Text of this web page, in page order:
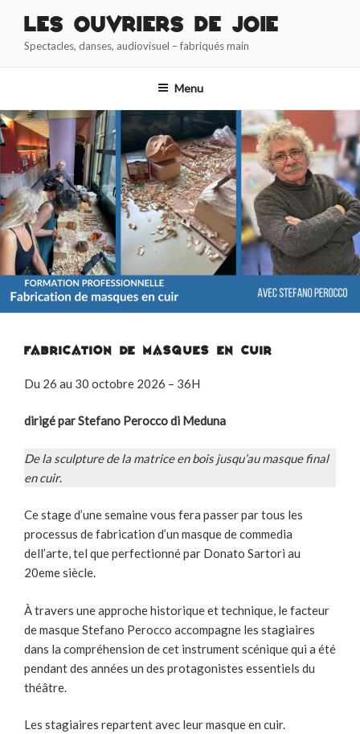
contenu
Les Ouvriers de Joie
Spectacles, danses, audiovisuel – fabriqués main
Menu
FABRICATION DE MASQUES EN CUIR
Du 26 au 30 octobre 2026 – 36H
dirigé par Stefano Peroccodi Meduna
De la sculpture de la matrice en bois jusqu’au masque final
en cuir.
Ce stage d’une semaine vous fera passer par tous les
processus de fabrication d’un masque de commedia
dell’arte, tel que perfectionné par Donato Sartori au
20eme siècle.
À travers une approche historique et technique, le facteur
de masque Stefano Perocco accompagne les stagiaires
dans la compréhension de cet instrument scénique qui a été
pendant des années un des protagonistes essentiels du
théâtre.
Les stagiaires repartent avec leur masque en cuir.